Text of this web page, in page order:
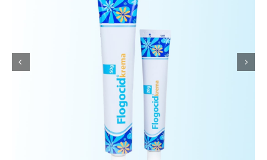
Лична хигиена